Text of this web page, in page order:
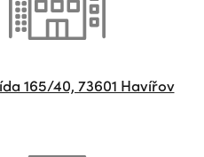
165/40, 73601 Havířov